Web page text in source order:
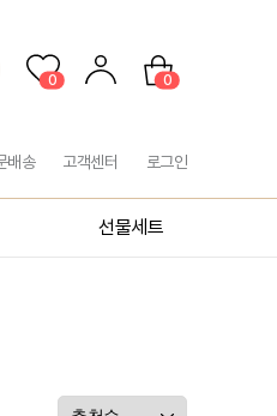
0 0
배송 고객센터 로그인
선물세트